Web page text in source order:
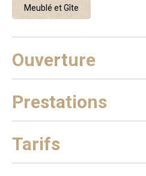
Meublé et Gîte
Ouverture
Prestations
Tarifs